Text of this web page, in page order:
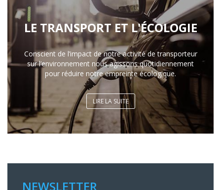
LE TRANSPORT ET L'ÉCOLOGIE
Conscient de l’impact de notre activité de transporteur
sur l’environnement nous agissons quotidiennement
pour réduire notre empreinte écologique.
LIRE LA SUITE
NEWSLETTER